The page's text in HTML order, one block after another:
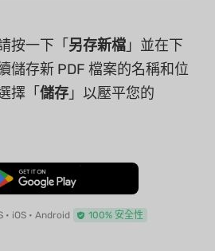
按一下「另存新檔 」並在下
儲存新 PDF 檔案的名稱和位
擇「儲存 」以壓平您的
免費下載
• iOS • Android 100% 安全性